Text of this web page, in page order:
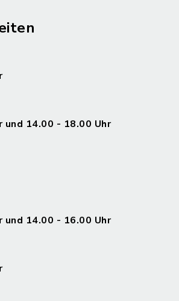
und 14.00 - 18.00 Uhr
und 14.00 - 16.00 Uhr